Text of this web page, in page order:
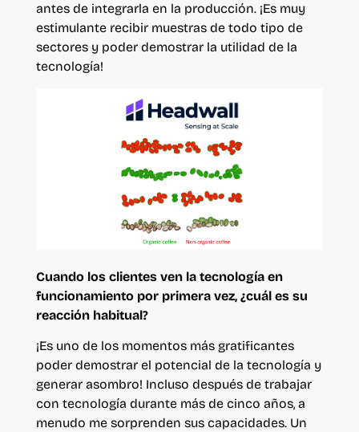
antes de integrarla en la producción. ¡Es muy
estimulante recibir muestras de todo tipo de
sectores y poder demostrar la utilidad de la
tecnología!
Cuando los clientes ven la tecnología en
funcionamiento por primera vez, ¿cuál es su
reacción habitual?
¡Es uno de los momentos más gratificantes
poder demostrar el potencial de la tecnología y
generar asombro! Incluso después de trabajar
con tecnología durante más de cinco años, a
menudo me sorprenden sus capacidades. Un